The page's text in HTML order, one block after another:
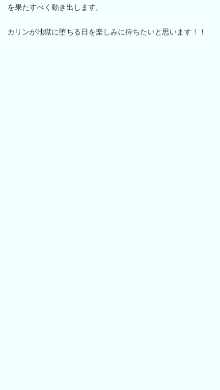
を果たすべく動き出します。
カリンが地獄に堕ちる日を楽しみに待ちたいと思います！！